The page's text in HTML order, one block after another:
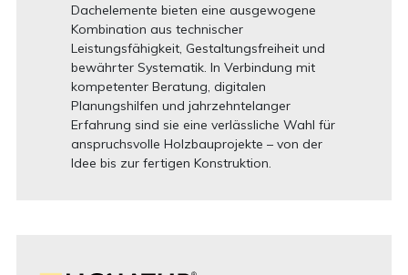
Dachelemente bieten eine ausgewogene
Kombination aus technischer
Leistungsfähigkeit, Gestaltungsfreiheit und
bewährter Systematik. In Verbindung mit
kompetenter Beratung, digitalen
Planungshilfen und jahrzehntelanger
Erfahrung sind sie eine verlässliche Wahl für
anspruchsvolle Holzbauprojekte – von der
Idee bis zur fertigen Konstruktion.